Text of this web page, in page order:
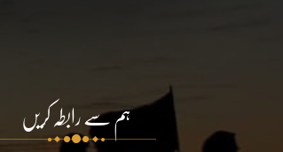
ہم سے رابطہ کریں